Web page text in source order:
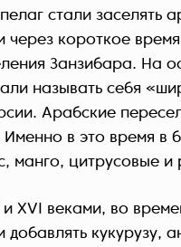
стали
через короткое
Занзибара. На
называть себя
Арабские
в это время в
манго, цитрусовые и
XVI веками, во
добавлять кукурузу,